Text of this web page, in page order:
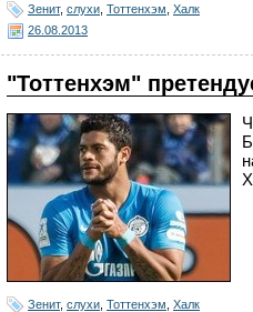
Зенит, слухи Тоттенхэм Халк
26.08.2013
"Тоттенхэм"
Зенит, слухи Тоттенхэм Халк